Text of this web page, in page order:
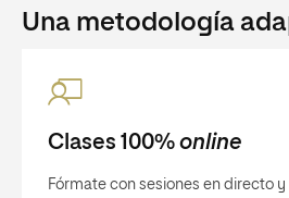
Una metodología
Clases 100% online
Fórmate con sesiones en directo